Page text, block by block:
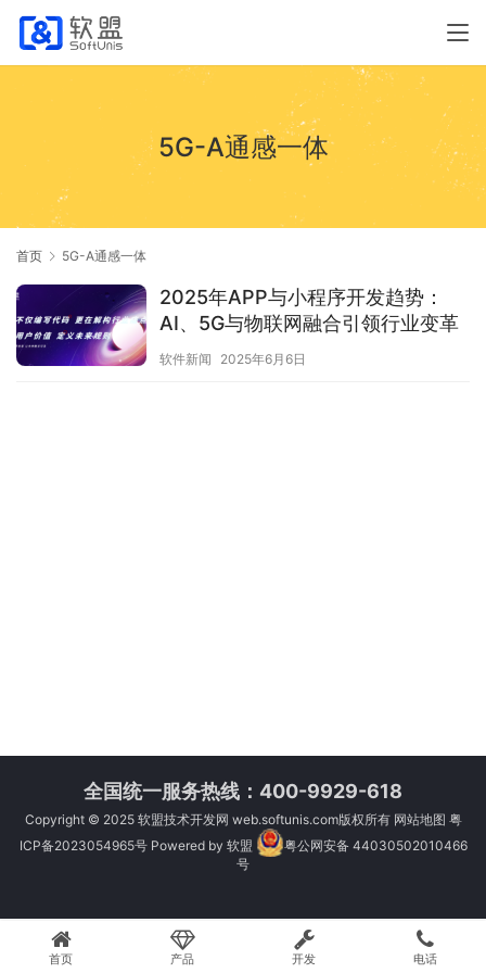
5G-A通感一体
首页 5G-A通感一体
2025年APP与小程序开发趋势：
AI、5G与物联网融合引领行业变革
软件新闻 2025年6月6日
全国统一服务热线：400-9929-618
Copyright © 2025 软盟技术开发网 web.softunis.com版权所有 网站地图 粤
ICP备2023054965号Powered by 软盟
粤公网安备 44030502010466
号
首页 产品 开发 电话